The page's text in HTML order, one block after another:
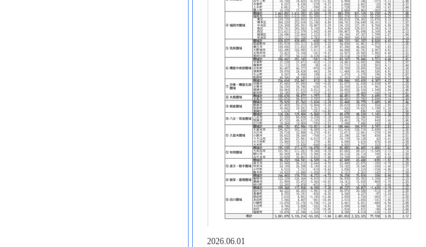
2026.06.01